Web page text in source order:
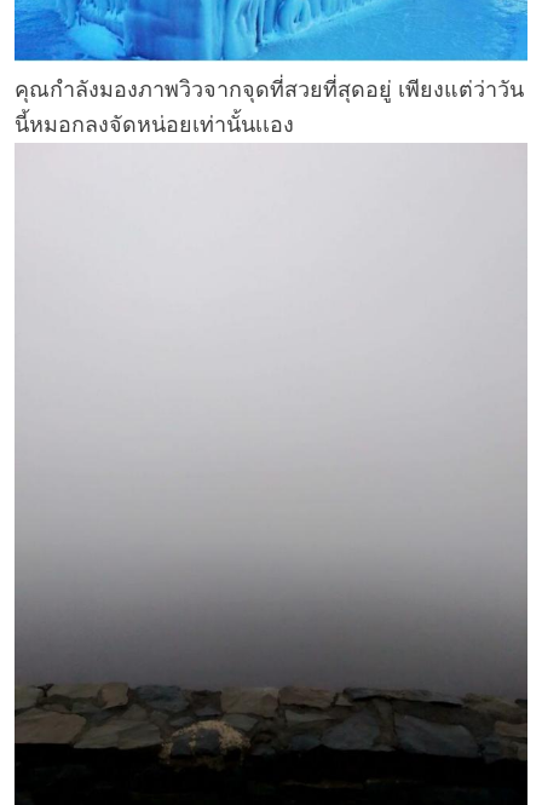
คุณกำลังมองภาพวิวจากจุดที่สวยที่สุดอยู่ เพียงแต่ว่าวัน
นี้หมอกลงจัดหน่อยเท่านั้นเเอง